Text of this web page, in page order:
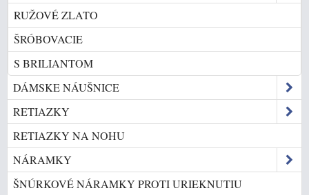
RUŽOVÉ ZLATO
ŠRÓBOVACIE
S BRILIANTOM
DÁMSKE NÁUŠNICE
RETIAZKY
RETIAZKY NA NOHU
NÁRAMKY
ŠNÚRKOVÉ NÁRAMKY PROTI URIEKNUTIU